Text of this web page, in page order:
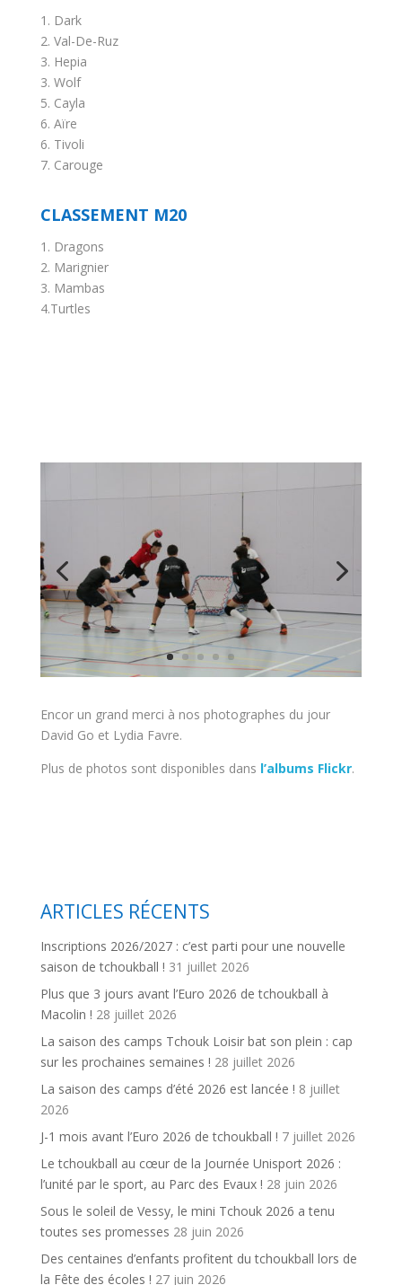
1. Dark
2. Val-De-Ruz
3. Hepia
3. Wolf
5. Cayla
6. Aïre
6. Tivoli
7. Carouge
CLASSEMENT M20
1. Dragons
2. Marignier
3. Mambas
4.Turtles
Encor un grand merci à nos photographes du jour
David Go et Lydia Favre.
Plus de photos sont disponibles dans l’albums Flickr.
ARTICLES RÉCENTS
Inscriptions 2026/2027 : c’est parti pour une nouvelle
saison de tchoukball ! 31 juillet 2026
Plus que 3 jours avant l’Euro 2026 de tchoukball à
Macolin ! 28 juillet 2026
La saison des camps Tchouk Loisir bat son plein : cap
sur les prochaines semaines ! 28 juillet 2026
La saison des camps d’été 2026 est lancée ! 8 juillet
2026
J-1 mois avant l’Euro 2026 de tchoukball ! 7 juillet 2026
Le tchoukball au cœur de la Journée Unisport 2026 :
l’unité par le sport, au Parc des Evaux ! 28 juin 2026
Sous le soleil de Vessy, le mini Tchouk 2026 a tenu
toutes ses promesses 28 juin 2026
Des centaines d’enfants profitent du tchoukball lors de
la Fête des écoles ! 27 juin 2026